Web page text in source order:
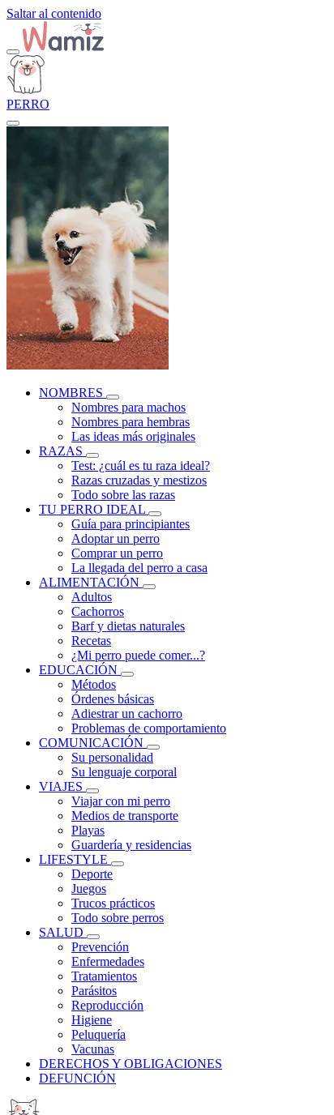
Saltar al contenido
PERRO
NOMBRES
Nombres para machos
Nombres para hembras
Las ideas más originales
RAZAS
Test: ¿cuál es tu raza ideal?
Razas cruzadas y mestizos
Todo sobre las razas
TU PERRO IDEAL
Guía para principiantes
Adoptar un perro
Comprar un perro
La llegada del perro a casa
ALIMENTACIÓN
Adultos
Cachorros
Barf y dietas naturales
Recetas
¿Mi perro puede comer...?
EDUCACIÓN
Métodos
Órdenes básicas
Adiestrar un cachorro
Problemas de comportamiento
COMUNICACIÓN
Su personalidad
Su lenguaje corporal
VIAJES
Viajar con mi perro
Medios de transporte
Playas
Guardería y residencias
LIFESTYLE
Deporte
Juegos
Trucos prácticos
Todo sobre perros
SALUD
Prevención
Enfermedades
Tratamientos
Parásitos
Reproducción
Higiene
Peluquería
Vacunas
DERECHOS Y OBLIGACIONES
DEFUNCIÓN